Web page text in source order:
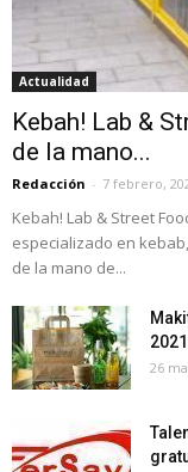
Actualidad
Kebah! Lab &
de la mano...
Redacción - 7 febrero,
Kebah! Lab & Street
especializado en
de la mano de...
2021
26